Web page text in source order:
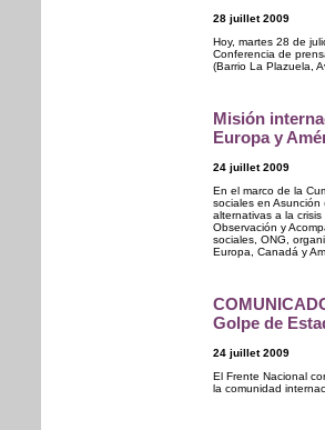
28 juillet 2009
Hoy, martes 28 de
Conferencia de
(Barrio La Plazuela,
Misión
Europa y
24 juillet 2009
En el marco de la
sociales en Asunción
alternativas a la
Observación y
sociales, ONG,
Europa, Canadá y
Golpe de
24 juillet 2009
El Frente Nacional
la comunidad